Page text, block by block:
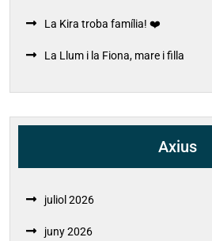
La Kira troba família! ❤️
La Llum i la Fiona, mare i filla
Axius
juliol 2026
juny 2026